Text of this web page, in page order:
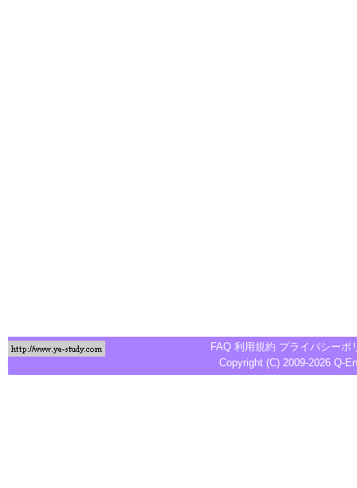
FAQ 利用規約 プライバシーポ
Copyright (C) 2009-2026 Q-